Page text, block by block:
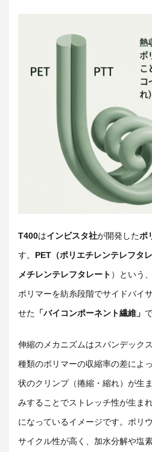
T400はインビスタ社が開発したポ
す。 PET（ポリエチレンテレフタレ
メチレンテレフタレート ）という
ポリマーを紡糸段階でサイドバイ
せた 「バイコンポーネント繊維」
伸縮のメカニズムはスパンデック
種類のポリマーの収縮率の差によ
状のクリンプ（捲縮・縮れ）が生
みすることでストレッチ性が生ま
になっているイメージです。ポリ
サイクル性が高く、加水分解や塩